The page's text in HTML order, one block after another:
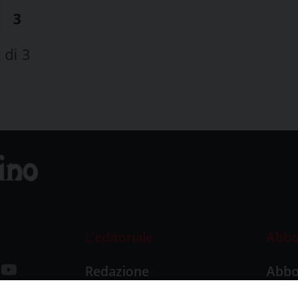
3
di 3
L’editoriale
Redazione